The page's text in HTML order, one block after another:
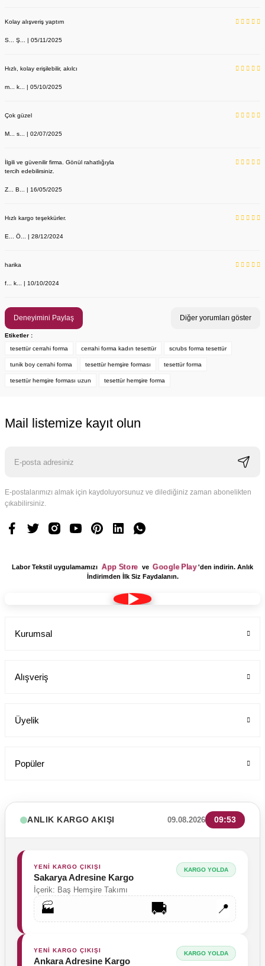
YENİ ÜRÜN
Labor Medikal Tekstil
199,00 TL
Labor Medikal Tekstil
Tesettür Cerrahi Bone Terikoton Kumaş Yeni Model
Labor Medikal Tekstil
Kolay alışveriş yaptım
S... Ş... | 05/11/2025
Hızlı, kolay erişilebilir, akılcı
m... k... | 05/10/2025
Çok güzel
M... s... | 02/07/2025
İlgili ve güvenilir firma. Gönül rahatlığıyla
tercih edebilirsiniz.
Z... B... | 16/05/2025
Hızlı kargo teşekkürler.
E... Ö... | 28/12/2024
harika
f... k... | 10/10/2024
Deneyimini Paylaş Diğer yorumları göster
Etiketler :
tesettür cerrahi forma
cerrahi forma kadın tesettür scrubs forma tesettür
tunik boy cerrahi forma tesettür hemşire forması tesettür forma
tesettür hemşire forması uzun tesettür hemşire forma
Mail listemize kayıt olun
E-postalarımızı almak için kaydoluyorsunuz ve dilediğiniz zaman abonelikten
çıkabilirsiniz.
Labor Tekstil uygulamamızı App Store ve Google Play 'den indirin. Anlık
İndirimden İlk Siz Faydalanın.
Kurumsal
Alışveriş
Üyelik
Popüler
ANLIK KARGO AKIŞI 09.08.2026 09:53
YENİ KARGO ÇIKIŞI
Sakarya Adresine Kargo
İçerik: Baş Hemşire Takımı
KARGO YOLDA
🏭 🚚 📍
YENİ KARGO ÇIKIŞI
Ankara Adresine Kargo
KARGO YOLDA